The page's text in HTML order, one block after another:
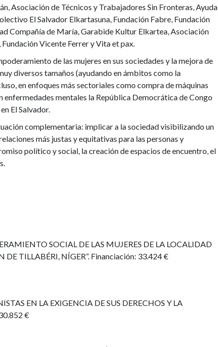
Asociación de Técnicos y Trabajadores Sin Fronteras, Ayuda
El Salvador Elkartasuna, Fundación Fabre, Fundación
Compañía de María, Garabide Kultur Elkartea, Asociación
Vicente Ferrer y Vita et pax.
de las mujeres en sus sociedades y la mejora de
diversos tamaños (ayudando en ámbitos como la
en enfoques más sectoriales como compra de máquinas
mentales la República Democrática de Congo
El Salvador.
complementaria: implicar a la sociedad visibilizando un
más justas y equitativas para las personas y
político y social, la creación de espacios de encuentro, el
SOCIAL DE LAS MUJERES DE LA LOCALIDAD
DE TILLABÉRI, NÍGER”. Financiación: 33.424 €
EN LA EXIGENCIA DE SUS DERECHOS Y LA
€